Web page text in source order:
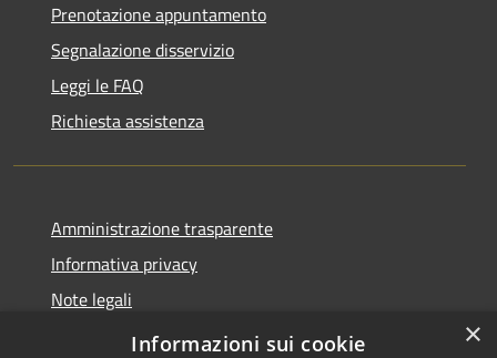
Prenotazione appuntamento
Segnalazione disservizio
Leggi le FAQ
Richiesta assistenza
Amministrazione trasparente
Informativa privacy
Note legali
Dichiarazione di accessibilità
×
Informazioni sui cookie